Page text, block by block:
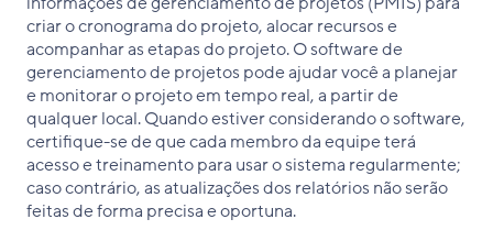
criar o cronograma do projeto, alocar recursos e
acompanhar as etapas do projeto. O software de
gerenciamento de projetos pode ajudar você a planejar
e monitorar o projeto em tempo real, a partir de
qualquer local. Quando estiver considerando o software,
certifique-se de que cada membro da equipe terá
acesso e treinamento para usar o sistema regularmente;
caso contrário, as atualizações dos relatórios não serão
feitas de forma precisa e oportuna.